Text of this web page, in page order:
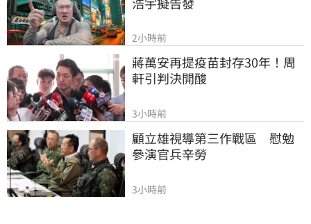
2小時前
蔣萬安再提疫苗封存30年！周
軒引判決開酸
3小時前
顧立雄視導第三作戰區　慰勉
參演官兵辛勞
3小時前